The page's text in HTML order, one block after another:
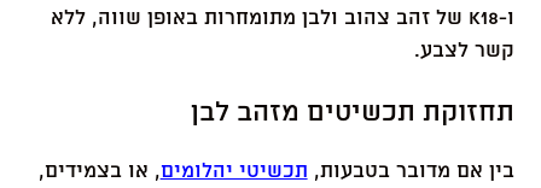
ו-K18 של זהב צהוב ולבן מתומחרות באופן שווה, ללא
קשר לצבע.
תחזוקת תכשיטים מזהב לבן
בין אם מדובר בטבעות, תכשיטי יהלומים, או בצמידים,